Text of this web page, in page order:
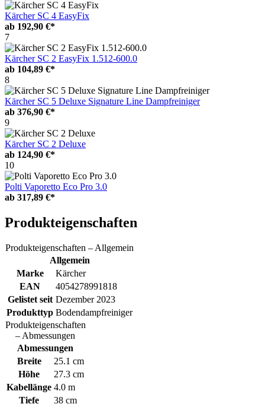
Kärcher SC 4 EasyFix
ab 192,90 €*
7
Kärcher SC 2 EasyFix 1.512-600.0
ab 104,89 €*
8
Kärcher SC 5 Deluxe Signature Line Dampfreiniger
ab 376,90 €*
9
Kärcher SC 2 Deluxe
ab 124,90 €*
10
Polti Vaporetto Eco Pro 3.0
ab 317,89 €*
Produkteigenschaften
Produkteigenschaften – Allgemein
Allgemein
Marke
Kärcher
EAN
4054278991818
Gelistet seit Dezember 2023
Produkttyp Bodendampfreiniger
Produkteigenschaften
– Abmessungen
Abmessungen
Breite
25.1 cm
Höhe
27.3 cm
Kabellänge 4.0 m
Tiefe
38 cm